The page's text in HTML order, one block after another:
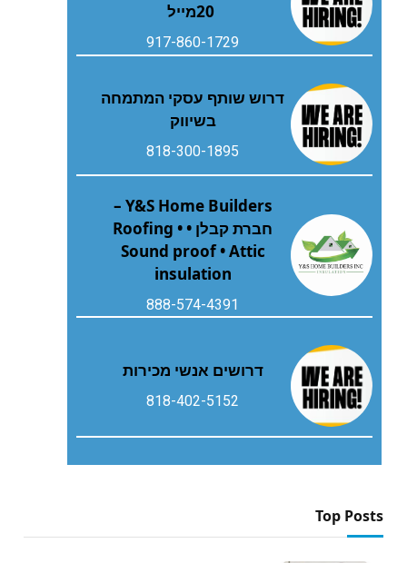
‬20‭ ‬מייל
917-860-1729
דרוש שותף עסקי המתמחה
בשיווק
818-300-1895
Y&S Home Builders –
חברת קבלן • Roofing •
Sound proof • Attic
insulation
888-574-4391
דרושים אנשי מכירות
818-402-5152
Top Posts